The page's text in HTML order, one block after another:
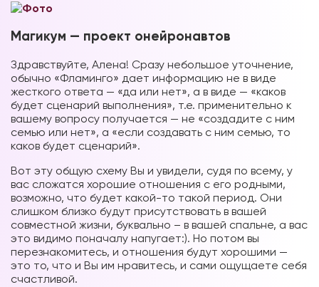
Магикум — проект онейронавтов
Здравствуйте, Алена! Сразу небольшое уточнение,
обычно «Фламинго» дает информацию не в виде
жесткого ответа — «да или нет», а в виде — «каков
будет сценарий выполнения», т.е. применительно к
вашему вопросу получается — не «создадите с ним
семью или нет», а «если создавать с ним семью, то
каков будет сценарий».
Вот эту общую схему Вы и увидели, судя по всему, у
вас сложатся хорошие отношения с его родными,
возможно, что будет какой-то такой период. Они
слишком близко будут присутствовать в вашей
совместной жизни, буквально – в вашей спальне, а вас
это видимо поначалу напугает:). Но потом вы
перезнакомитесь, и отношения будут хорошими —
это то, что и Вы им нравитесь, и сами ощущаете себя
счастливой.